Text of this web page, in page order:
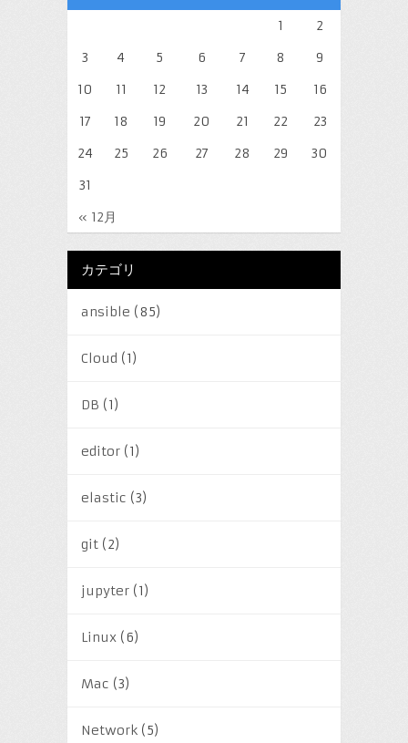
« 12月
1
2
3
4 5 6 7 8
9
10
11 12 13 14 15
16
17
18 19 20 21 22
23
24
25 26 27 28 29
30
31
カテゴリ
ansible (85)
Cloud (1)
DB (1)
editor(1)
elastic (3)
git(2)
jupyter(1)
Linux(6)
Mac (3)
Network(5)